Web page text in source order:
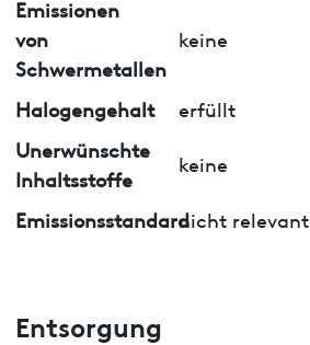
Emissionen
von
Schwermetallen
keine
Halogengehalt
erfüllt
Unerwünschte
Inhaltsstoffe
keine
Emissionsstandardnicht relevant
Entsorgung